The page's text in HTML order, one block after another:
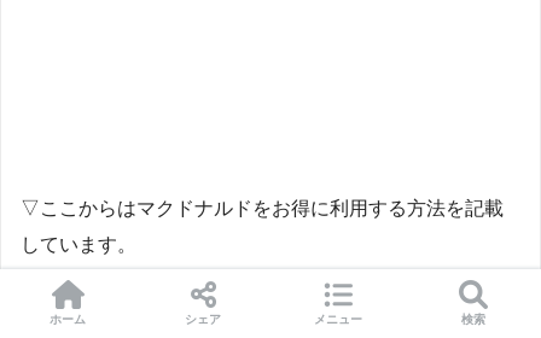
▽ここからはマクドナルドをお得に利用する方法を記載
しています。
興味があれば読み進めてくださいね＾＾
ホーム シェア メニュー 検索